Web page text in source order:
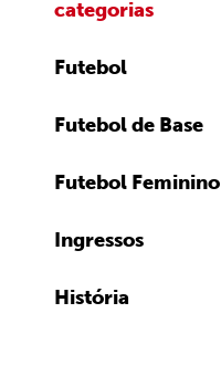
categorias
Futebol
Futebol de Base
Futebol Feminino
Ingressos
História